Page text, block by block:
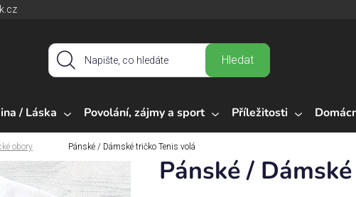
Hledat
/ Láska Povolání, zájmy a sport Příležitosti
obory Pánské / Dámské tričko Tenis volá
Pánské /